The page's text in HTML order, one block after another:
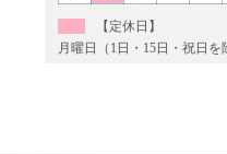
【定休日】
月曜日（1日・15日・祝日を